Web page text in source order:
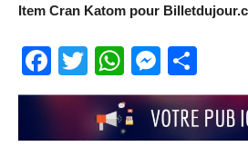
Item Cran Katom pour
Facebook
TwitterWhatsApp